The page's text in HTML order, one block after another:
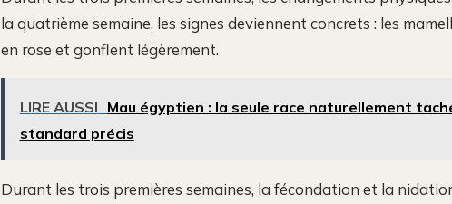
la quatrième semaine, les signes deviennent concrets : les
en rose et gonflent légèrement.
LIRE AUSSI Mau égyptien : la seule race naturellement
standard précis
Durant les trois premières semaines, la fécondation et la